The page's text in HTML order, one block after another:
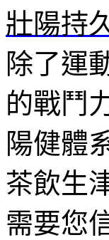
壯陽持
除了運
的戰鬥
陽健體
茶飲生
需要您